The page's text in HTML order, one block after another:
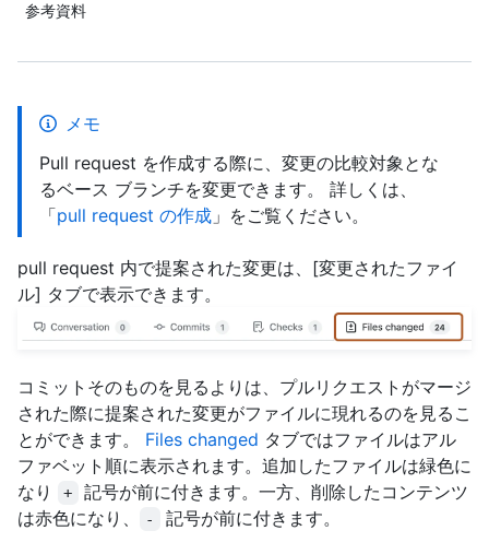
参考資料
メモ
Pull request を作成する際に、変更の比較対象とな
るベース ブランチを変更できます。 詳しくは、
「pull request の作成 」をご覧ください。
pull request 内で提案された変更は、[変更されたファイ
ル] タブで表示できます。
コミットそのものを見るよりは、プルリクエストがマージ
された際に提案された変更がファイルに現れるのを見るこ
とができます。 Files changed タブではファイルはアル
ファベット順に表示されます。追加したファイルは緑色に
なり
+
記号が前に付きます。一方、削除したコンテンツ
は赤色になり、
- 記号が前に付きます。